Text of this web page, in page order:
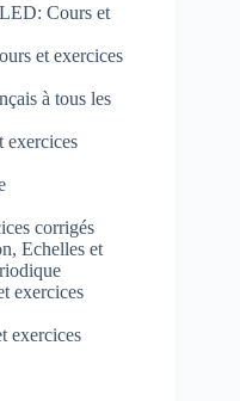
Cours et
et exercices
à tous les
exercices
corrigés
Echelles et
exercices
exercices